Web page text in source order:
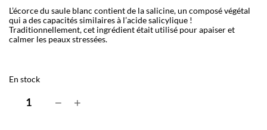
L’écorce du saule blanc contient de la salicine, un composé végétal
qui a des capacités similaires à l’acide salicylique !
Traditionnellement, cet ingrédient était utilisé pour apaiser et
calmer les peaux stressées.
En stock
− +